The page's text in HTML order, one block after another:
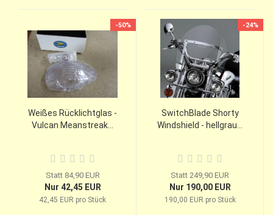
-50%
Weißes Rücklichtglas -
Vulcan Meanstreak...
Statt 84,90 EUR
Nur 42,45 EUR
42,45 EUR pro Stück
-24%
SwitchBlade Shorty
Windshield - hellgrau...
Statt 249,90 EUR
Nur 190,00 EUR
190,00 EUR pro Stück